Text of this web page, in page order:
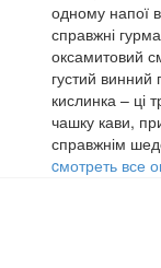
одному напої
справжні
оксамитовий
густий
кислинка – ці
чашку кави,
справжнім
cмотреть все